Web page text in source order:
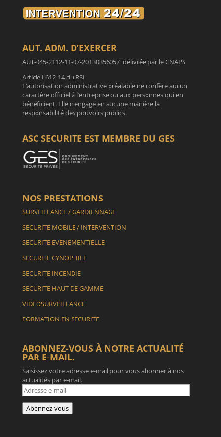
AUT. ADM. D’EXERCER
AUT-045-2112-11-07-20130356057 délivrée par le CNAPS
Article L612-14 du RSI
L’autorisation administrative préalable ne confère aucun
caractère officiel à l’entreprise ou aux personnes qui en
bénéficient. Elle n’engage en aucune manière la
responsabilité des pouvoirs publics.
ASC SECURITE EST MEMBRE DU GES
NOS PRESTATIONS
SURVEILLANCE / GARDIENNAGE
SECURITE MOBILE / INTERVENTION
SECURITE EVENEMENTIELLE
SECURITE CYNOPHILE
SECURITE INCENDIE
SECURITE HAUT DE GAMME
VIDEOSURVEILLANCE
FORMATION EN SECURITE
ABONNEZ-VOUS À NOTRE ACTUALITÉ
PAR E-MAIL.
Saisissez votre adresse e-mail pour vous abonner à nos
actualités par e-mail.
Adresse
e-
mail
Abonnez-vous